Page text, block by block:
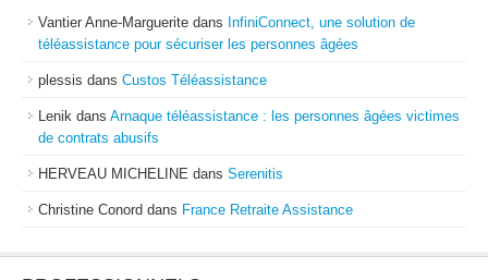
Vantier Anne-Marguerite dans InfiniConnect, une solution de
téléassistance pour sécuriser les personnes âgées
plessis dans Custos Téléassistance
Lenik dans Arnaque téléassistance : les personnes âgées victimes
de contrats abusifs
HERVEAU MICHELINE dans Serenitis
Christine Conord dans France Retraite Assistance